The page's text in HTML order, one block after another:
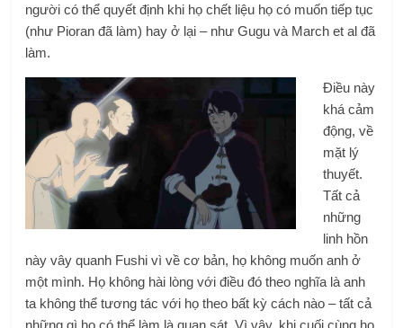
người có thể quyết định khi họ chết liệu họ có muốn tiếp tục
(như Pioran đã làm) hay ở lại – như Gugu và March et al đã
làm.
Điều này
khá cảm
động, về
mặt lý
thuyết.
Tất cả
những
linh hồn
này vây quanh Fushi vì về cơ bản, họ không muốn anh ở
một mình. Họ không hài lòng với điều đó theo nghĩa là anh
ta không thể tương tác với họ theo bất kỳ cách nào – tất cả
những gì họ có thể làm là quan sát. Vì vậy, khi cuối cùng họ